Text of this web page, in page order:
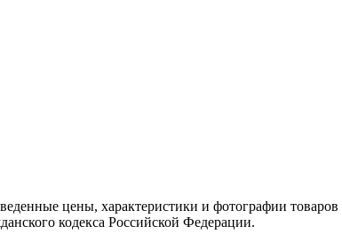
цены, характеристики и фотографии
кодекса Российской Федерации.